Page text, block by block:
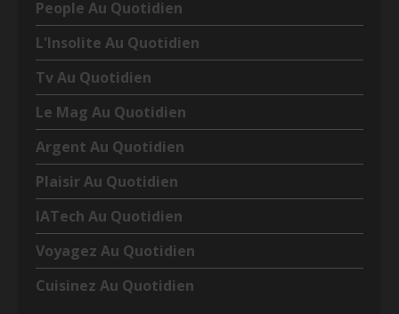
People Au Quotidien
L'Insolite Au Quotidien
Tv Au Quotidien
Le Mag Au Quotidien
Argent Au Quotidien
Plaisir Au Quotidien
IATech Au Quotidien
Voyagez Au Quotidien
Cuisinez Au Quotidien